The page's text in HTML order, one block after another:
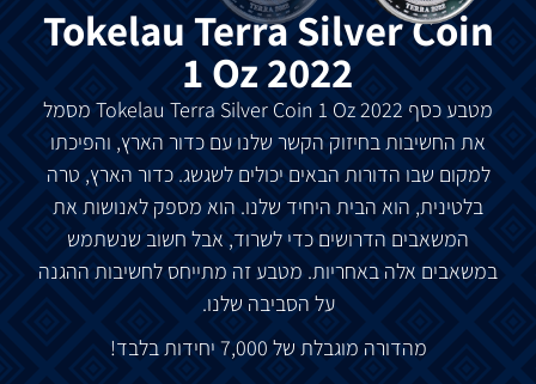
Tokelau Terra Silver Coin
1 Oz 2022
מטבעכסף
מסמל
את החשיבותבחיזוק הקשר שלנו עם כדור הארץ, והפיכתו
למקום שבו הדורות הבאים יכולים לשגשג.כדור הארץ, טרה
בלטינית, הוא הבית היחיד שלנו. הוא מספק לאנושות את
המשאבים הדרושים כדי לשרוד, אבל חשוב שנשתמש
במשאבים אלה באחריות. מטבעזה מתייחס לחשיבות ההגנה
על הסביבה שלנו.
מהדורה מוגבלת של 7,000 יחידות בלבד!